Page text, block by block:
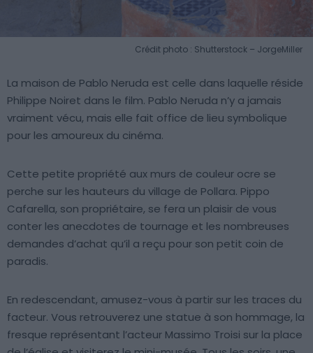
Crédit photo : Shutterstock – JorgeMiller
La maison de Pablo Neruda est celle dans laquelle réside
Philippe Noiret dans le film. Pablo Neruda n’y a jamais
vraiment vécu, mais elle fait office de lieu symbolique
pour les amoureux du cinéma.
Cette petite propriété aux murs de couleur ocre se
perche sur les hauteurs du village de Pollara. Pippo
Cafarella, son propriétaire, se fera un plaisir de vous
conter les anecdotes de tournage et les nombreuses
demandes d’achat qu’il a reçu pour son petit coin de
paradis.
En redescendant, amusez-vous à partir sur les traces du
facteur. Vous retrouverez une statue à son hommage, la
fresque représentant l’acteur Massimo Troisi sur la place